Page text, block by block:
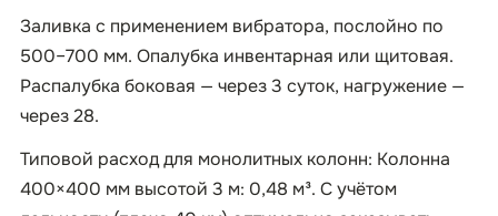
Заливка с применением вибратора, послойно по
500–700 мм. Опалубка инвентарная или щитовая.
Распалубка боковая — через 3 суток, нагружение —
через 28.
Типовой расход для монолитных колонн: Колонна
400×400 мм высотой 3 м: 0,48 м³. С учётом